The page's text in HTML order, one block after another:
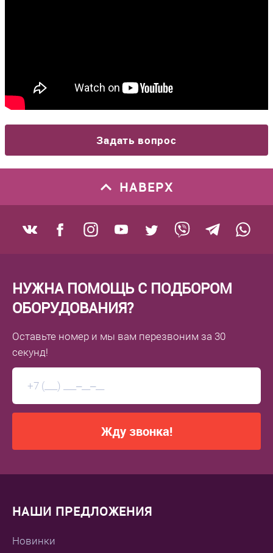
Задать вопрос
НАВЕРХ
НУЖНА ПОМОЩЬ С ПОДБОРОМ
ОБОРУДОВАНИЯ?
Оставьте номер и мы вам перезвоним за 30
секунд!
Жду звонка!
НАШИ ПРЕДЛОЖЕНИЯ
Новинки